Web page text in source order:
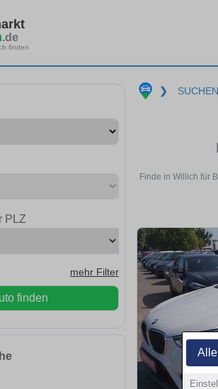
.de
finden
PLZ
mehr Filter
finden
❯ SUCHEN
Finde in Willich für